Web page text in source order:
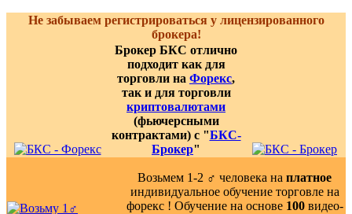
Не забываем регистрироваться у лицензированного
брокера!
Брокер БКС отлично
подходит как для
торговли на Форекс,
так и для торговли
криптовалютами
(фьючерсными
контрактами) с "БКС-
Брокер"
Возьмем 1-2 ‍♂️ человека на платное
индивидуальное обучение торговле на
форекс ! Обучение на основе 100видео-